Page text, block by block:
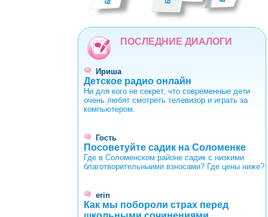
0123456789
ПОСЛЕДНИЕ ДИАЛОГИ
Ириша
Детское радио онлайн
Ни для кого не секрет, что современные дети
очень любят смотреть телевизор и играть за
компьютером.
Гость
Посоветуйте садик на Соломенке
Где в Соломенском районе садик с низкими
благотворительныими взносами? Где цены ниже?
erin
Как мы побороли страх перед